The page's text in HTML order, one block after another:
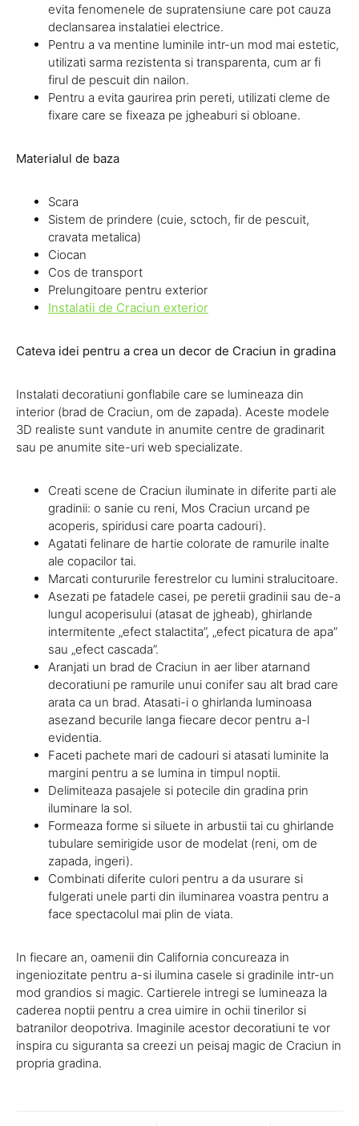
evita fenomenele de supratensiune care pot cauza
declansarea instalatiei electrice.
Pentru a va mentine luminile intr-un mod mai estetic,
utilizati sarma rezistenta si transparenta, cum ar fi
firul de pescuit din nailon.
Pentru a evita gaurirea prin pereti, utilizati cleme de
fixare care se fixeaza pe jgheaburi si obloane.
Materialul de baza
Scara
Sistem de prindere (cuie, sctoch, fir de pescuit,
cravata metalica)
Ciocan
Cos de transport
Prelungitoare pentru exterior
Instalatii de Craciun exterior
Cateva idei pentru a crea un decor de Craciun in gradina
Instalati decoratiuni gonflabile care se lumineaza din
interior (brad de Craciun, om de zapada). Aceste modele
3D realiste sunt vandute in anumite centre de gradinarit
sau pe anumite site-uri web specializate.
Creati scene de Craciun iluminate in diferite parti ale
gradinii: o sanie cu reni, Mos Craciun urcand pe
acoperis, spiridusi care poarta cadouri).
Agatati felinare de hartie colorate de ramurile inalte
ale copacilor tai.
Marcati contururile ferestrelor cu lumini stralucitoare.
Asezati pe fatadele casei, pe peretii gradinii sau de-a
lungul acoperisului (atasat de jgheab), ghirlande
intermitente „efect stalactita”, „efect picatura de apa”
sau „efect cascada”.
Aranjati un brad de Craciun in aer liber atarnand
decoratiuni pe ramurile unui conifer sau alt brad care
arata ca un brad. Atasati-i o ghirlanda luminoasa
asezand becurile langa fiecare decor pentru a-l
evidentia.
Faceti pachete mari de cadouri si atasati luminite la
margini pentru a se lumina in timpul noptii.
Delimiteaza pasajele si potecile din gradina prin
iluminare la sol.
Formeaza forme si siluete in arbustii tai cu ghirlande
tubulare semirigide usor de modelat (reni, om de
zapada, ingeri).
Combinati diferite culori pentru a da usurare si
fulgerati unele parti din iluminarea voastra pentru a
face spectacolul mai plin de viata.
In fiecare an, oamenii din California concureaza in
ingeniozitate pentru a-si ilumina casele si gradinile intr-un
mod grandios si magic. Cartierele intregi se lumineaza la
caderea noptii pentru a crea uimire in ochii tinerilor si
batranilor deopotriva. Imaginile acestor decoratiuni te vor
inspira cu siguranta sa creezi un peisaj magic de Craciun in
propria gradina.